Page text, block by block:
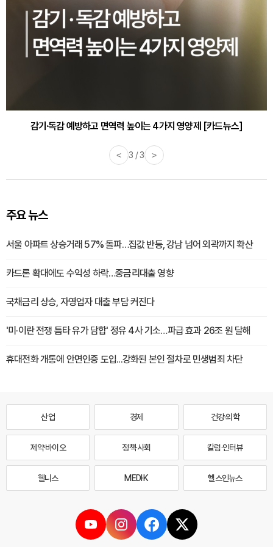
감기·독감 예방하고 면역력 높이는 4가지 영양제 [카드뉴스]
< 3 / 3 >
주요 뉴스
서울 아파트 상승거래 57% 돌파…집값 반등, 강남 넘어 외곽까지 확산
카드론 확대에도 수익성 하락…중금리대출 영향
국채금리 상승, 자영업자 대출 부담 커진다
'미·이란 전쟁 틈타 유가 담합' 정유 4사 기소…파급 효과 26조 원 달해
휴대전화 개통에 안면인증 도입...강화된 본인 절차로 민생범죄 차단
산업 경제 건강·의학
제약·바이오 정책·사회 칼럼·인터뷰
웰니스 MEDI·K 헬스인뉴스